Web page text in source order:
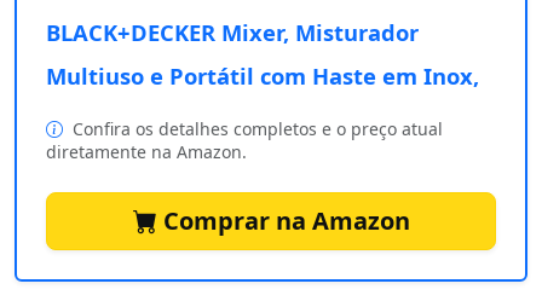
BLACK+DECKER Mixer, Misturador
Multiuso e Portátil com Haste em Inox,
Confira os detalhes completos e o preço atual
diretamente na Amazon.
Comprar na Amazon